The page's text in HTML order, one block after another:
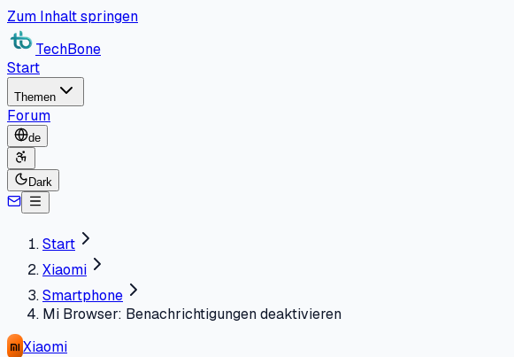
Zum Inhalt springen
TechBone
Start
Themen
Forum
de
Dark
Start
Xiaomi
Smartphone
Mi Browser: Benachrichtigungen deaktivieren
Xiaomi